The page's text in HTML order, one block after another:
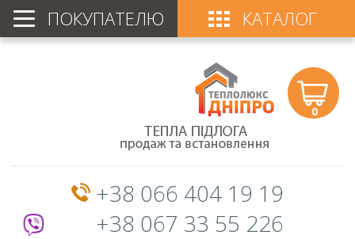
ПОКУПАТЕЛЮ КАТАЛОГ
+38 066 404 19 19
+38 067 33 55 226
0